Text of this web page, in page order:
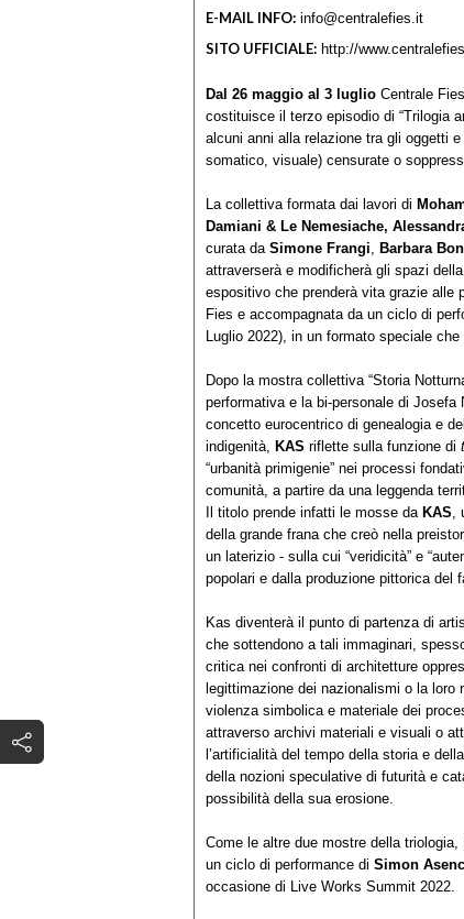
E-MAIL INFO: info@centralefies.it
SITO UFFICIALE: http://
Dal 26 maggio al 3 luglio Centrale
costituisce il terzo episodio di “Trilogia
alcuni anni alla relazione tra gli oggetti
somatico, visuale) censurate o
La collettiva formata dai lavori di
Damiani & Le Nemesiache,
curata da Simone Frangi, Barbara
attraverserà e modificherà gli spazi della
espositivo che prenderà vita grazie alle
Fies e accompagnata da un ciclo di
Luglio 2022), in un formato speciale
Dopo la mostra collettiva “Storia
performativa e la bi-personale di Josefa
concetto eurocentrico di genealogia e
indigenità, KAS riflette sulla funzione di
“urbanità primigenie” nei processi
comunità, a partire da una leggenda
Il titolo prende infatti le mosse da KAS,
della grande frana che creò nella
un laterizio - sulla cui “veridicità” e
popolari e dalla produzione pittorica del
Kas diventerà il punto di partenza di
che sottendono a tali immaginari,
critica nei confronti di architetture
legittimazione dei nazionalismi o la
violenza simbolica e materiale dei
attraverso archivi materiali e visuali o
l’artificialità del tempo della storia e
della nozioni speculative di futurità e
possibilità della sua erosione.
Come le altre due mostre della
un ciclo di performance di ​​ Simon
occasione di Live Works Summit 2022.